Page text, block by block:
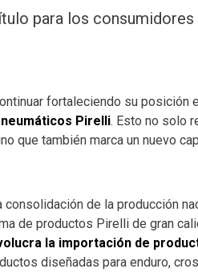
para los
fortaleciendo su posición
Pirelli. Esto no solo
que también marca un nuevo
consolidación de la producción
de productos Pirelli de gran
la importación de
diseñadas para enduro,